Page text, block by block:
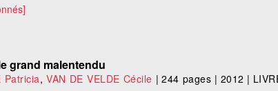
grand malentendu
Patricia,VAN DE VELDE Cécile |244 pages | 2012 |